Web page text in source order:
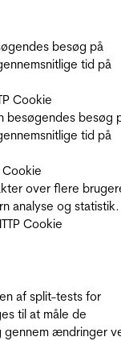
besøg på
tid på
Cookie
besøgendes besøg
tid på
Cookie
over flere
analyse og statistik.
Cookie
af split-tests for
til at måle de
gennem ændringer